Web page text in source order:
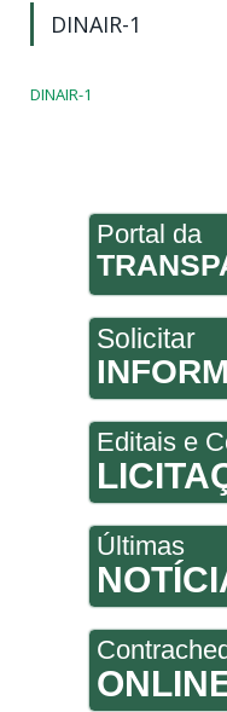
DINAIR-1
DINAIR-1
Portal da
Solicitar
Editais e
Últimas